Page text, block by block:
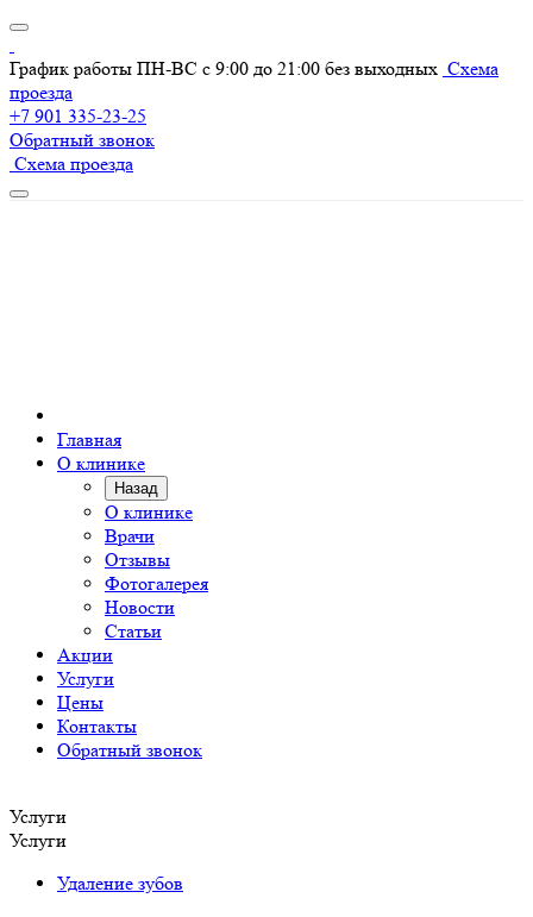
График работы ПН-ВС с 9:00 до 21:00 без выходных Схема
проезда
+7 901 335-23-25
Обратный звонок
Схема проезда
Главная
О клинике
Назад
О клинике
Врачи
Отзывы
Фотогалерея
Новости
Статьи
Акции
Услуги
Цены
Контакты
Обратный звонок
Услуги
Услуги
Удаление зубов